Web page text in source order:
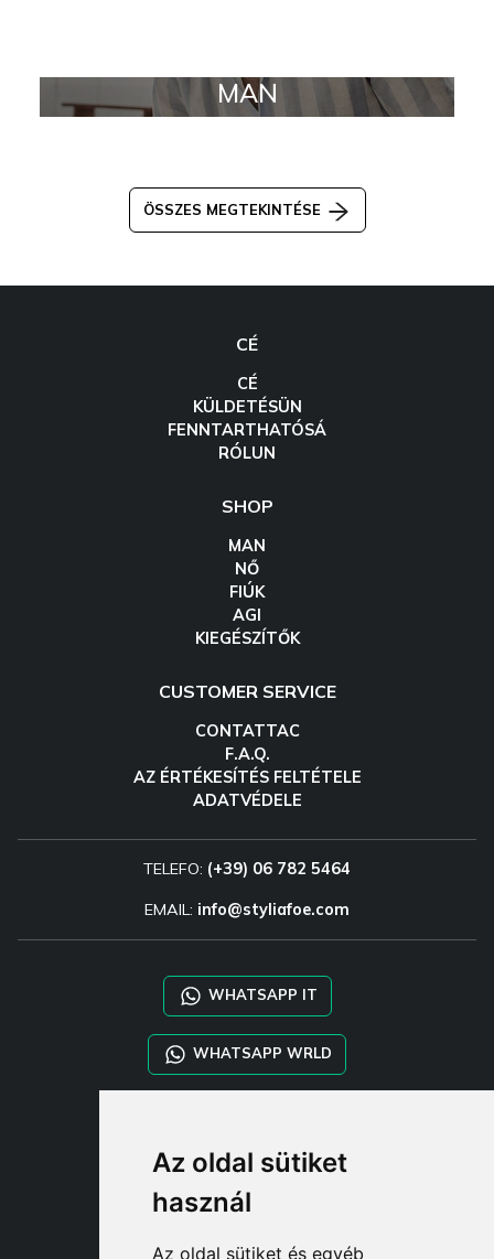
Az oldal sütiket
használ
Az oldal sütiket és egyéb
MAN
ÖSSZES MEGTEKINTÉSE
CÉ
CÉ
KÜLDETÉSÜN
FENNTARTHATÓSÁ
RÓLUN
SHOP
MAN
NŐ
FIÚK
AGI
KIEGÉSZÍTŐK
CUSTOMER SERVICE
CONTATTAC
F.A.Q.
AZ ÉRTÉKESÍTÉS FELTÉTELE
ADATVÉDELE
TELEFO: (+39) 06 782 5464
EMAIL: info@styliafoe.com
WHATSAPP IT
WHATSAPP WRLD
SHOP B2B
TAYLOR MADE ORDERS
DROPSHIPPING